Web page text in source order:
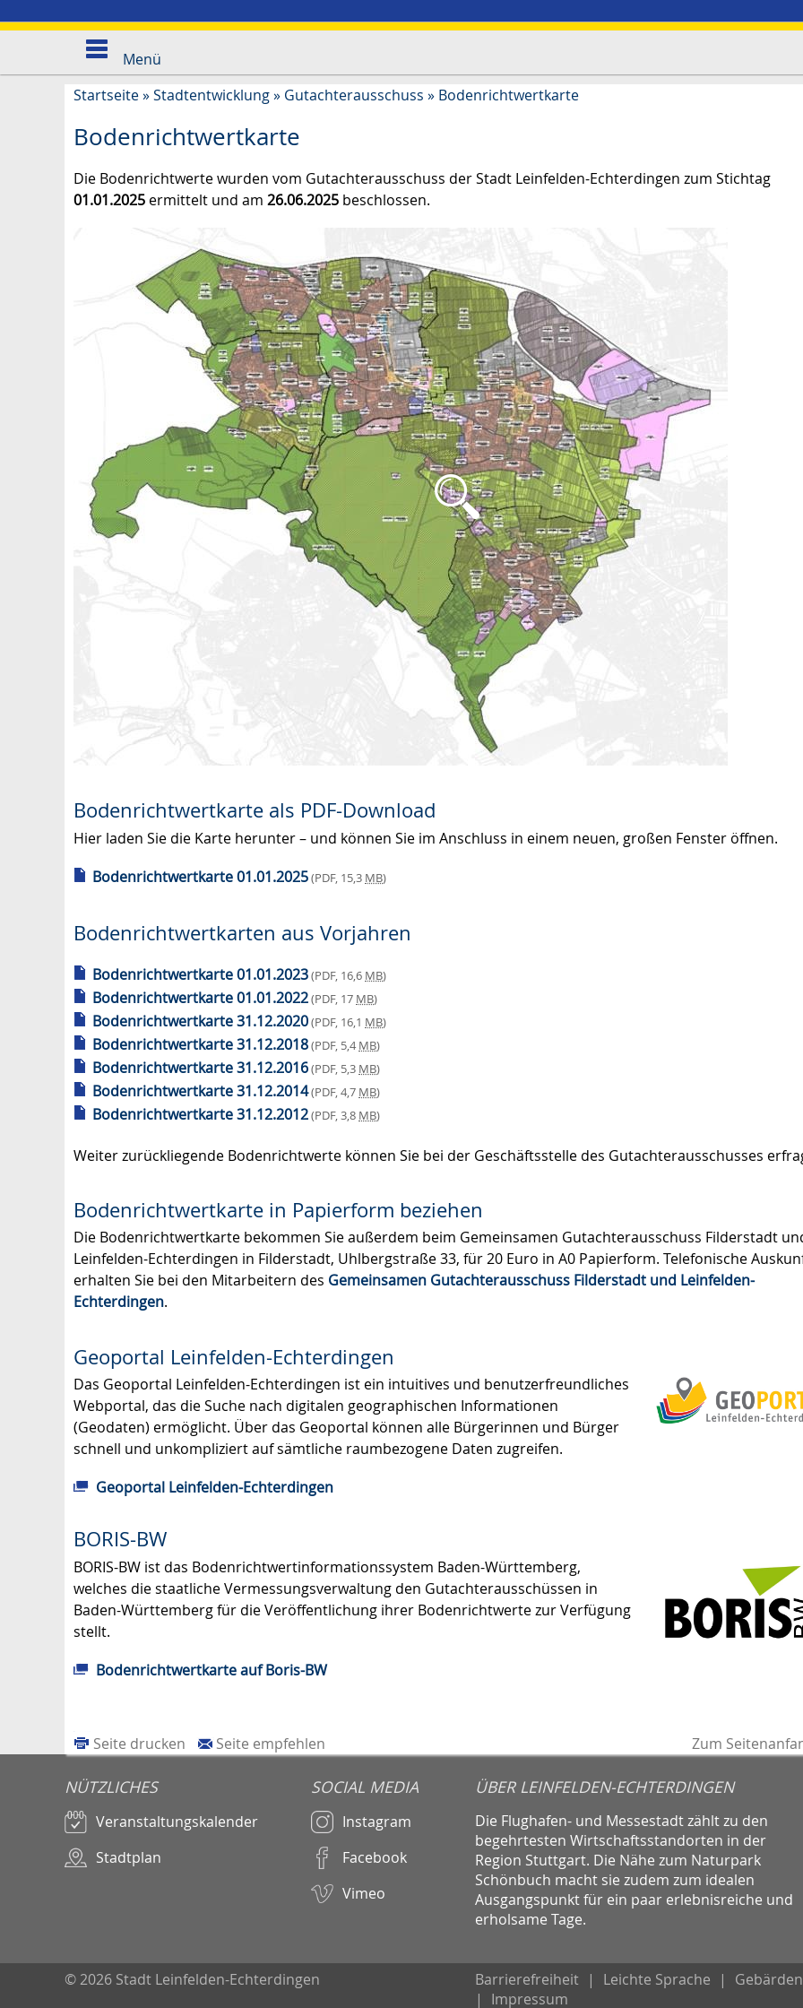
Menü
Startseite»Stadtentwicklung» Gutachterausschuss » Bodenrichtwertkarte
Bodenrichtwertkarte
Die Bodenrichtwerte wurden vom Gutachterausschuss der Stadt Leinfelden-Echterdingen zum Stichtag
01.01.2025 ermittelt und am 26.06.2025 beschlossen.
Bodenrichtwertkarte als PDF-Download
Hier laden Sie die Karte herunter – und können Sie im Anschluss in einem neuen, großen Fenster öffnen.
Bodenrichtwertkarte 01.01.2025(PDF, 15,3 MB)
Bodenrichtwertkarten aus Vorjahren
Bodenrichtwertkarte 01.01.2023(PDF, 16,6 MB)
Bodenrichtwertkarte 01.01.2022(PDF, 17 MB)
Bodenrichtwertkarte 31.12.2020(PDF, 16,1 MB)
Bodenrichtwertkarte 31.12.2018(PDF, 5,4MB)
Bodenrichtwertkarte 31.12.2016(PDF, 5,3 MB)
Bodenrichtwertkarte 31.12.2014(PDF, 4,7 MB)
Bodenrichtwertkarte 31.12.2012(PDF, 3,8 MB)
Weiter zurückliegende Bodenrichtwerte können Sie bei der Geschäftsstelle des Gutachterausschusses
Bodenrichtwertkarte in Papierform beziehen​
Die Bodenrichtwertkarte bekommen Sie außerdem beim Gemeinsamen Gutachterausschuss Filderstadt
Leinfelden-Echterdingen in Filderstadt, Uhlbergstraße 33, für 20 Euro in A0 Papierform. Telefonische
erhalten Sie bei den Mitarbeitern des Gemeinsamen Gutachterausschuss Filderstadt und Leinfelden-
Echterdingen.
Geoportal Leinfelden-Echterdingen
Das Geoportal Leinfelden-Echterdingen ist ein intuitives und benutzer­freund­liches
Webportal, das die Suche nach digitalen geographischen Informationen
(Geodaten) ermöglicht. Über das Geoportal können alle Bürgerinnen und Bürger
schnell und unkompliziert auf sämtliche raumbezogene Daten zugreifen.
Geoportal Leinfelden-Echterdingen
BORIS-BW
BORIS-BW ist das Boden­richt­wert­informations­system Baden-­Württemberg,
welches die staatliche Vermessungs­verwaltung den Gutachter­ausschüssen in
Baden-Württemberg für die Veröffent­lichung ihrer Bodenricht­werte zur Verfügung
stellt.
Bodenrichtwertkarte auf Boris-BW
Zum
Seite drucken Seite empfehlen
NÜTZLICHES
Veranstaltungskalender
Stadtplan
SOCIAL MEDIA
Instagram
Facebook
Vimeo
ÜBER LEINFELDEN-ECHTERDINGEN
Die Flughafen- und Messestadt zählt zu den
begehrtesten Wirtschaftsstandorten in der
Region Stuttgart. Die Nähe zum Naturpark
Schönbuch macht sie zudem zum idealen
Ausgangspunkt für ein paar erlebnisreiche und
erholsame Tage.
© 2026 Stadt Leinfelden-Echterdingen Barrierefreiheit | Leichte Sprache |
|
Impressum